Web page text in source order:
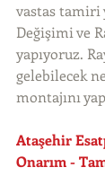
vastas tamiri
Değişimi ve
yapıyoruz.
gelebilecek
montajını
Ataşehir
Onarım -